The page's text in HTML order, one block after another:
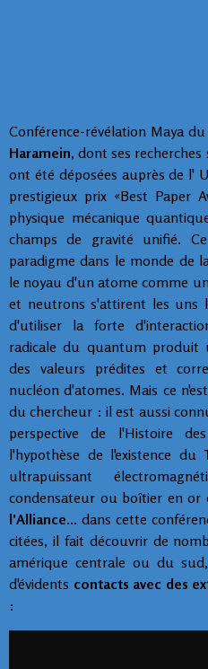
Conférence-révélation Maya
Haramein,dont ses recherches
ont été déposées auprès de l'
prestigieux prix «Best Paper
physique mécanique
champs de gravité unifié.
paradigme dans le monde de
le noyau d'un atome comme
et neutrons s'attirent les uns
d'utiliser la forte
radicale du quantum produit
des valeurs prédites et
nucléon d'atomes. Mais ce
du chercheur : il est aussi
perspective de l'Histoire
l'hypothèse de l'existence du
ultrapuissant
condensateur ou boîtier en or
l'Alliance... dans cette
citées, il fait découvrir de
amérique centrale ou du sud,
d'évidents contacts avec des
: